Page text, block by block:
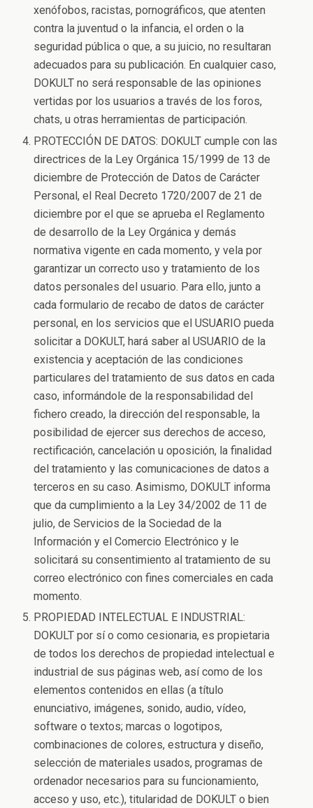
xenófobos, racistas, pornográficos, que atenten
contra la juventud o la infancia, el orden o la
seguridad pública o que, a su juicio, no resultaran
adecuados para su publicación. En cualquier caso,
DOKULT no será responsable de las opiniones
vertidas por los usuarios a través de los foros,
chats, u otras herramientas de participación.
PROTECCIÓN DE DATOS: DOKULT cumple con las
directrices de la Ley Orgánica 15/1999 de 13 de
diciembre de Protección de Datos de Carácter
Personal, el Real Decreto 1720/2007 de 21 de
diciembre por el que se aprueba el Reglamento
de desarrollo de la Ley Orgánica y demás
normativa vigente en cada momento, y vela por
garantizar un correcto uso y tratamiento de los
datos personales del usuario. Para ello, junto a
cada formulario de recabo de datos de carácter
personal, en los servicios que el USUARIO pueda
solicitar a DOKULT, hará saber al USUARIO de la
existencia y aceptación de las condiciones
particulares del tratamiento de sus datos en cada
caso, informándole de la responsabilidad del
fichero creado, la dirección del responsable, la
posibilidad de ejercer sus derechos de acceso,
rectificación, cancelación u oposición, la finalidad
del tratamiento y las comunicaciones de datos a
terceros en su caso. Asimismo, DOKULT informa
que da cumplimiento a la Ley 34/2002 de 11 de
julio, de Servicios de la Sociedad de la
Información y el Comercio Electrónico y le
solicitará su consentimiento al tratamiento de su
correo electrónico con fines comerciales en cada
momento.
PROPIEDAD INTELECTUAL E INDUSTRIAL:
DOKULT por sí o como cesionaria, es propietaria
de todos los derechos de propiedad intelectual e
industrial de sus páginas web, así como de los
elementos contenidos en ellas (a título
enunciativo, imágenes, sonido, audio, vídeo,
software o textos; marcas o logotipos,
combinaciones de colores, estructura y diseño,
selección de materiales usados, programas de
ordenador necesarios para su funcionamiento,
acceso y uso, etc.), titularidad de DOKULT o bien